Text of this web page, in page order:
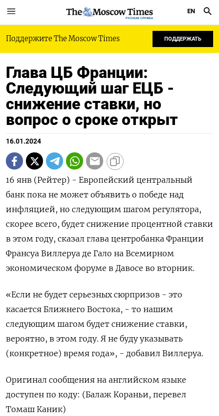
РУССКАЯ СЛУЖБА
EN
Поддержите The Moscow Times ПОДДЕРЖАТЬ
Глава ЦБ Франции:
Следующий шаг ЕЦБ -
снижение ставки, но
вопрос о сроке открыт
16.01.2024
16 янв (Рейтер) - Европейский центральный
банк пока не может объявить о победе над
инфляцией, но следующим шагом регулятора,
скорее всего, будет снижение процентной ставки
в этом году, сказал глава центробанка Франции
Франсуа Виллеруа де Гало на Всемирном
экономическом форуме в Давосе во вторник.
«Если не будет серьезных сюрпризов - это
касается Ближнего Востока, - то нашим
следующим шагом будет снижение ставки,
вероятно, в этом году. Я не буду указывать
(конкретное) время года», - добавил Виллеруа.
Оригинал сообщения на английском языке
доступен по коду: (Балаж Кораньи, перевел
Томаш Каник)